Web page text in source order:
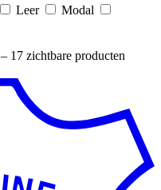
Leer
Modal
– 17 zichtbare producten